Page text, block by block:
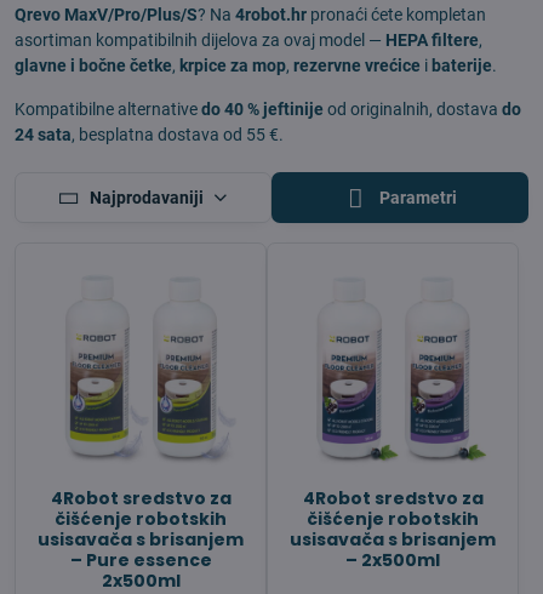
Qrevo MaxV/Pro/Plus/S? Na 4robot.hr pronaći ćete kompletan
asortiman kompatibilnih dijelova za ovaj model — HEPA filtere,
glavne i bočne četke, krpice za mop, rezervne vrećice i baterije.
Kompatibilne alternativedo 40 % jeftinije od originalnih, dostava do
24 sata, besplatna dostava od 55 €.
Najprodavaniji Parametri
4Robot sredstvo za
čišćenje robotskih
usisavača s brisanjem
– Pure essence
2x500ml
4Robot sredstvo za
čišćenje robotskih
usisavača s brisanjem
– 2x500ml